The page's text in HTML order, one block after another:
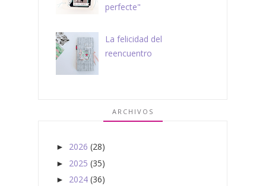
perfecte"
La felicidad del
reencuentro
ARCHIVOS
► 2026 (28)
► 2025 (35)
► 2024 (36)